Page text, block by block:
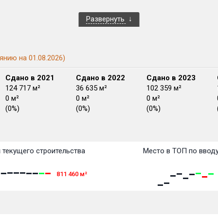
Развернуть
на 01.08.2026)
Сдано в 2021
124 717 м²
0 м²
(0%)
Сдано в 2022
36 635 м²
0 м²
(0%)
Сдано в 2023
102 359 м²
0 м²
(0%)
строительства
811 460 м²
Место в ТОП по